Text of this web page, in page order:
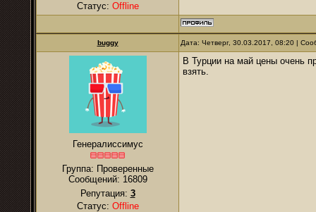
Статус: Offline
buggy Дата: Четверг, 30.03.2017, 08:20 |
Генералиссимус
Группа: Проверенные
Сообщений: 16809
Репутация: 3
Статус: Offline
В Турции на май цены очень
взять.